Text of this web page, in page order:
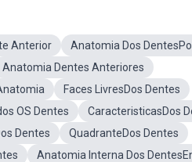
Anterior
Anatomia Dos
Anatomia Dentes Anteriores
Faces LivresDos Dentes
OS Dentes
CaracteristicasDos
Dentes
QuadranteDos Dentes
Anatomia Interna Dos